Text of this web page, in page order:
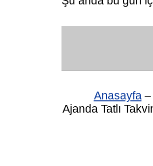
Anasayfa–
Ajanda Tatlı